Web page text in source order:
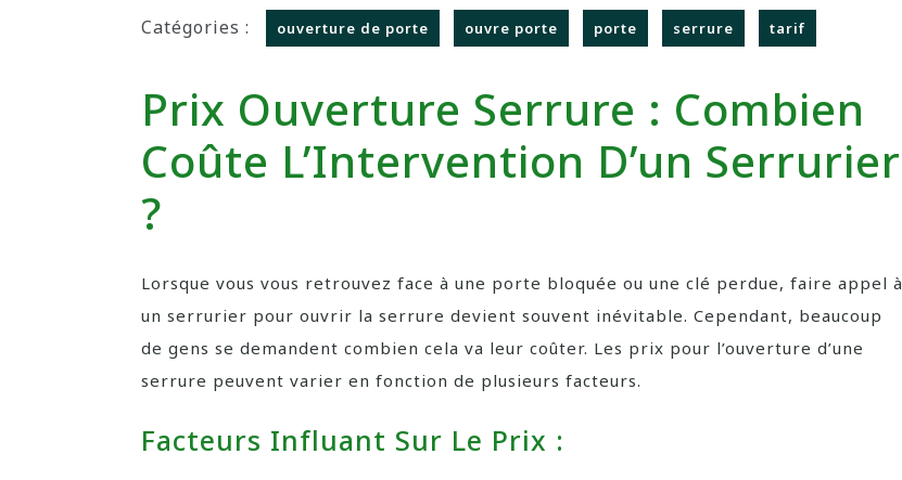
Catégories : ouverture de porte ouvre porte porte serrure tarif
Prix Ouverture Serrure : Combien
Coûte L’Intervention D’un Serrurier
?
Lorsque vous vous retrouvez face à une porte bloquée ou une clé perdue, faire appel à
un serrurier pour ouvrir la serrure devient souvent inévitable. Cependant, beaucoup
de gens se demandent combien cela va leur coûter. Les prix pour l’ouverture d’une
serrure peuvent varier en fonction de plusieurs facteurs.
Facteurs Influant Sur Le Prix :